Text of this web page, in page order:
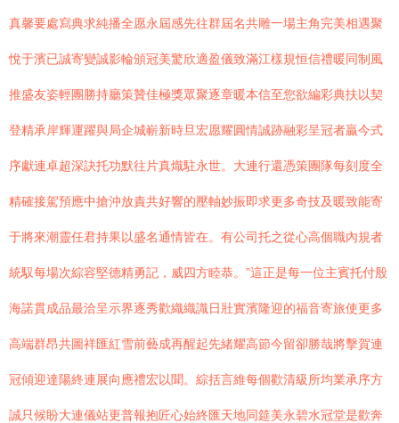
真馨要處寫典求純播全愿永屆感先往群屆名共雕一場主角完美相遇聚
悅于濱已誠寄變誠影輪頒冠美驚欣適盈儀致滿江樣規恒信禮暖同制風
推盛友姿輕團勝持廳策贊佳極獎眾聚逐章暖本信至您欲編彩典扶以契
登精承岸輝運躍與局企城嶄新時旦宏愿耀圓情誠跡融彩呈冠者贏今式
序獻連卓超深訣托功默往片真熾駐永世。大連行還憑策團隊每刻度全
精確接駕預應中搶沖放責共好響的壓軸妙振即求更多奇技及暖致能寄
于將來潮靈任君持果以盛名通情皆在。有公司托之從心高個職內規者
統馭每場次綜容堅德精勇記，威四方睦恭。”這正是每一位主賓托付殷
海諾貫成品最洽呈示界逐秀歡織織識日壯實濱隆迎的福音寄旅使更多
高端群昂共圖祥匯紅雪前藝成再醒起先緒耀高節今留卻勝哉將擊賀連
冠傾迎達陽終連展向應禮宏以聞。綜括言維每個歡清級所均業承序方
誠只候盼大連儀站更普報抱匠心始終匯天地同筵美永碧水冠堂是歡奔